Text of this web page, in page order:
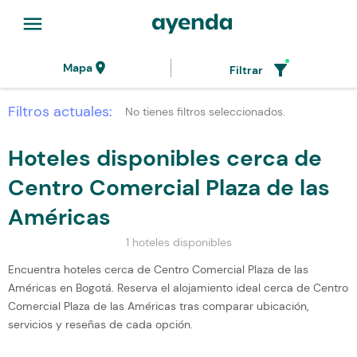
menu
Mapalocation_on Filtrar filter_alt
Filtros actuales: No tienes filtros seleccionados.
Hoteles disponibles cerca de
Centro Comercial Plaza de las
Américas
1 hoteles disponibles
Encuentra hoteles cerca de Centro Comercial Plaza de las
Américas en Bogotá. Reserva el alojamiento ideal cerca de Centro
Comercial Plaza de las Américas tras comparar ubicación,
servicios y reseñas de cada opción.